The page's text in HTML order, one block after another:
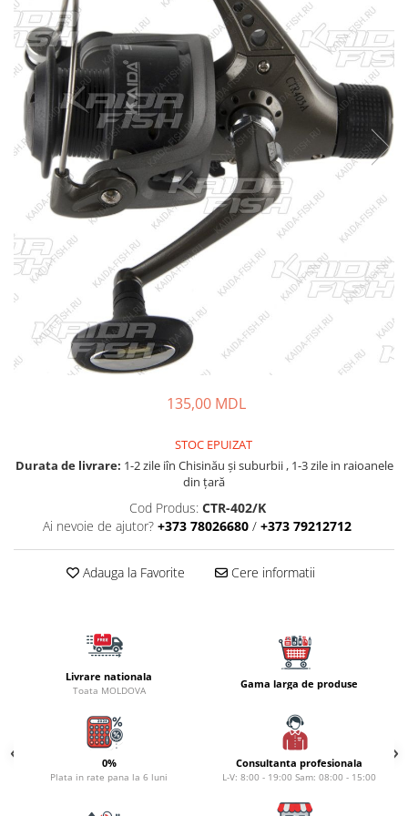
Fire feeder, stationar
Plute si Indicatoare
Platforme feeder, suporturi,
tripoduri
Plumbi, cosulete, momitoare
Carlige Feeder, Stationar
Mincioguri si juvelnice
Accesorii monturi
Genti, huse, galeti
Accesorii si instrumente
Nada, momeala, aditivi
Pescuit la rapitor
Lansete la rapitor
Mulinete la rapitor
Fire rapitor
Carlige la rapitor
Monturi rapitor
Momeli la rapitor
Momeala artificiala
Seminte si mix de seminte
Aditivi, arome, dipuri
Pescuit la copca
Bagajerie pescuit
135,00 MDL
STOC EPUIZAT
Durata de livrare: 1-2 zile iîn Chisinău şi suburbii , 1-3 zile in raioanele
din țară
Cod Produs: CTR-402/K
Ai nevoie de ajutor? +373 78026680 / +373 79212712
Adauga la Favorite Cere informatii
Livrare nationala
Toata MOLDOVA
Gama larga de produse
0%
Plata in rate pana la 6 luni
Consultanta profesionala
L-V: 8:00 - 19:00 Sam: 08:00 - 15:00